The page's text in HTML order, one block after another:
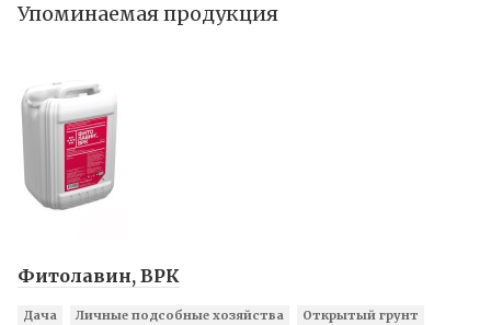
Упоминаемая продукция
Фитолавин, ВРК
Дача Личные подсобные хозяйства
Открытый грунт